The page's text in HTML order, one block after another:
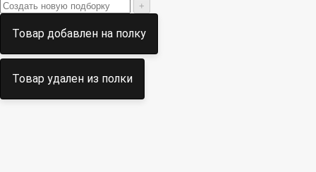
+
Товар добавлен на полку
Товар удален из полки